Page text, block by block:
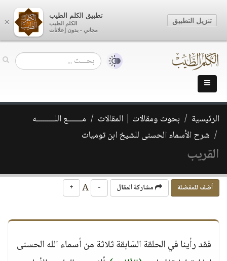
الرئيسية بحوث ومقالات | المقالات
مـــــــع اللـــــــــه
شرح الأسماء الحسنى للشيخ ابن توميات
القريب
أضف للمفضلة مشاركة المقال -
+
فقد رأينا في الحلقة السّابقة ثلاثة من أسماء الله الحسنى
×
تطبيق الكلم الطيب
الكلم الطيب
مجاني - بدون إعلانات
تنزيل التطبيق